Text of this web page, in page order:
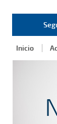
Inicio